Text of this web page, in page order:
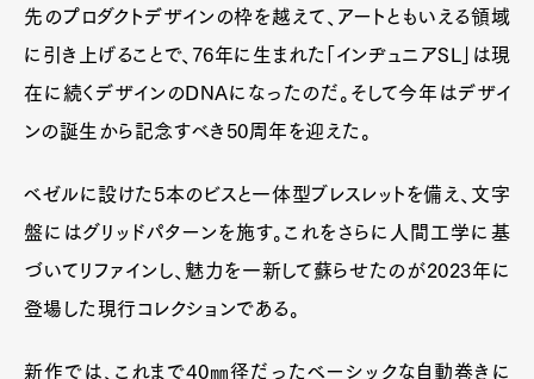
Art&DesignWatch
Fashion
Gourmet
Cars
Product Culture Lifestyle
先のプロダクトデザインの枠を越えて、アートともいえる領域
に引き上げることで、76年に生まれた「インヂュニアSL」は現
在に続くデザインのDNAになったのだ。そして今年はデザイ
ンの誕生から記念すべき50周年を迎えた。
ベゼルに設けた5本のビスと一体型ブレスレットを備え、文字
盤にはグリッドパターンを施す。これをさらに人間工学に基
づいてリファインし、魅力を一新して蘇らせたのが2023年に
登場した現行コレクションである。
新作では、これまで40㎜径だったベーシックな自動巻きに